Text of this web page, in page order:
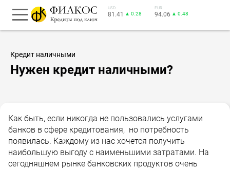
USD
81.41 ▲ 0.28
EUR
94.06 ▲ 0.48
Кредит наличными
Нужен кредит наличными?
Как быть, если никогда не пользовались услугами
банков в сфере кредитования, но потребность
появилась. Каждому из нас хочется получить
наибольшую выгоду с наименьшими затратами. На
сегодняшнем рынке банковских продуктов очень